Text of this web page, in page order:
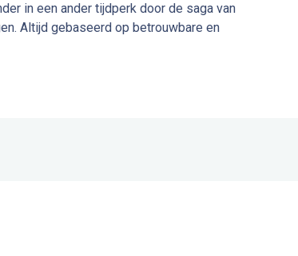
in een ander tijdperk door de saga van
Altijd gebaseerd op betrouwbare en